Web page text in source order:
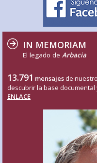
IN MEMORIAM
El legado de Arbacia
13.791 mensajes de
descubrir la base
ENLACE